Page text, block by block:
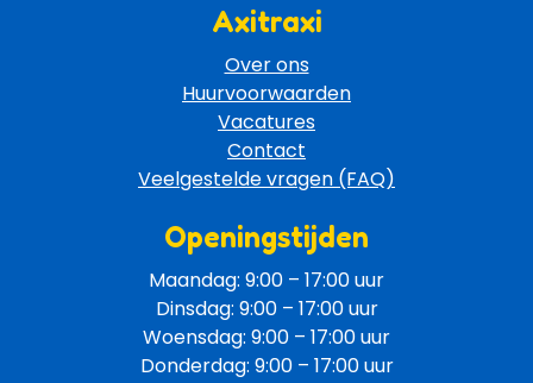
Axitraxi
Over ons
Huurvoorwaarden
Vacatures
Contact
Veelgestelde vragen (FAQ)
Openingstijden
Maandag: 9:00 – 17:00 uur
Dinsdag: 9:00 – 17:00 uur
Woensdag: 9:00 – 17:00 uur
Donderdag: 9:00 – 17:00 uur